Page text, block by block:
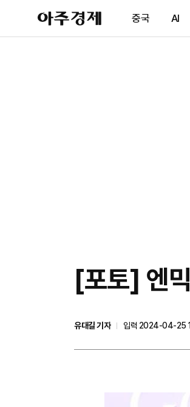
아
주
제
중국 AI
[포토] 엔
유대길 기자
입력 2024-04-25